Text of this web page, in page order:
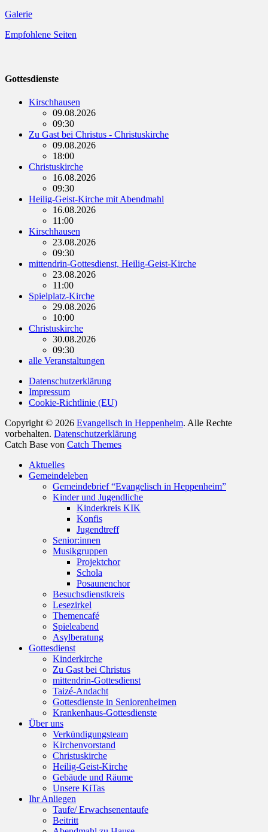
Galerie
Empfohlene Seiten
Gottesdienste
Kirschhausen
09.08.2026
09:30
Zu Gast bei Christus - Christuskirche
09.08.2026
18:00
Christuskirche
16.08.2026
09:30
Heilig-Geist-Kirche mit Abendmahl
16.08.2026
11:00
Kirschhausen
23.08.2026
09:30
mittendrin-Gottesdienst, Heilig-Geist-Kirche
23.08.2026
11:00
Spielplatz-Kirche
29.08.2026
10:00
Christuskirche
30.08.2026
09:30
alle Veranstaltungen
Datenschutzerklärung
Impressum
Cookie-Richtlinie (EU)
Copyright © 2026 Evangelisch in Heppenheim. Alle Rechte
vorbehalten. Datenschutzerklärung
Catch Base von Catch Themes
oben
scrollen
Aktuelles
Gemeindeleben
Gemeindebrief “Evangelisch in Heppenheim”
Kinder und Jugendliche
Kinderkreis KIK
Konfis
Jugendtreff
Senior:innen
Musikgruppen
Projektchor
Schola
Posaunenchor
Besuchsdienstkreis
Lesezirkel
Themencafé
Spieleabend
Asylberatung
Gottesdienst
Kinderkirche
Zu Gast bei Christus
mittendrin-Gottesdienst
Taizé-Andacht
Gottesdienste in Seniorenheimen
Krankenhaus-Gottesdienste
Über uns
Verkündigungsteam
Kirchenvorstand
Christuskirche
Heilig-Geist-Kirche
Gebäude und Räume
Unsere KiTas
Ihr Anliegen
Taufe/ Erwachsenentaufe
Beitritt